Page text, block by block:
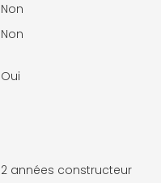
Non
Non
Oui
2 années constructeur